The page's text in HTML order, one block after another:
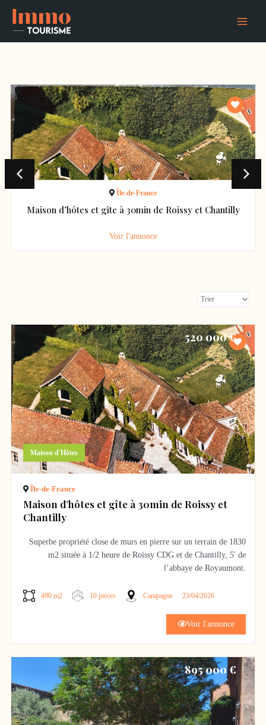
contenu
Île-de-France
Maison d’hôtes et gîte à 30min de Roissy et Chantilly
Voir l'annonce
Maison d'Hôtes
520 000 €
Île-de-France
Maison d’hôtes et gîte à 30min de Roissy et
Chantilly
Superbe propriété close de murs en pierre sur un terrain de 1830
m2 située à 1/2 heure de Roissy CDG et de Chantilly, 5′ de
l’abbaye de Royaumont.
D’une superficie de 320 m2 habitables comprenant 10 pièces.
cheminée, une salle à manger ainsi qu’un bureau.
A l’extérieur, 2 dépendances:
1 appartement de 70 m2 avec sdb et wc
1 sauna de 50 m2 avec douche et wc, aménageable en studio.
490 m2 10 pièces Campagne 23/04/2026
Voir l'annonce
895 000 €